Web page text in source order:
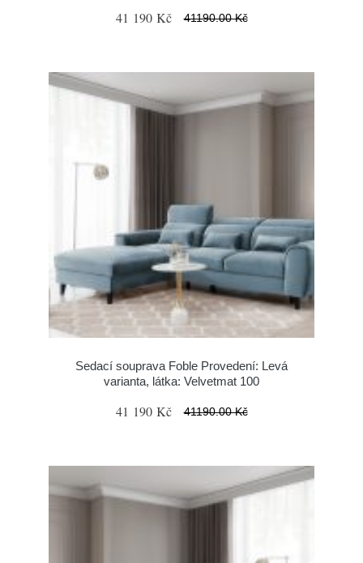
41 190 Kč 41190.00 Kč
Sedací souprava Foble Provedení: Levá
varianta, látka: Velvetmat 100
41 190 Kč 41190.00 Kč